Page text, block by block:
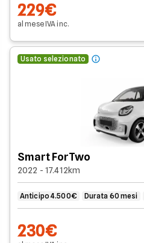
229€
al meseIVAinc.
Usato selezionato
Smart ForTwo
2022 - 17.412km
Anticipo 4.500€ Durata 60 mesi
230€